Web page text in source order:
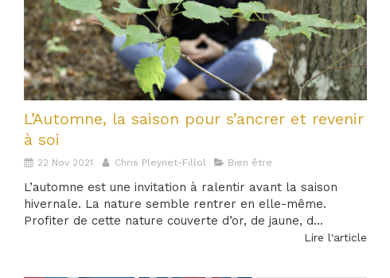
L’Automne, la saison pour s’ancrer et revenir
à soi
22 Nov 2021 Chris Pleynet-Fillol Bien être
L’automne est une invitation à ralentir avant la saison
hivernale. La nature semble rentrer en elle-même.
Profiter de cette nature couverte d’or, de jaune, d...
Lire l'article